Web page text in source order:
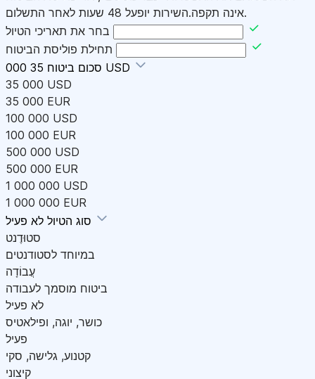
אינה תקפה.השירות יופעל 48 שעות לאחר התשלום.
בחר את תאריכי הטיול
תחילת פוליסת הביטוח
סכום ביטוח 35 000 USD
35 000 USD
35 000 EUR
100 000 USD
100 000 EUR
500 000 USD
500 000 EUR
1 000 000 USD
1 000 000 EUR
סוג הטיול
סטוּדֶנט
במיוחד לסטודנטים
עֲבוֹדָה
ביטוח מוסמך לעבודה
לא פעיל
כושר, יוגה, ופילאטיס
פעיל
קטנוע, גלישה, סקי
קיצוני